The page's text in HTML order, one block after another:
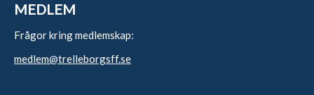
MEDLEM
Frågor kring medlemskap:
medlem@trelleborgsff.se